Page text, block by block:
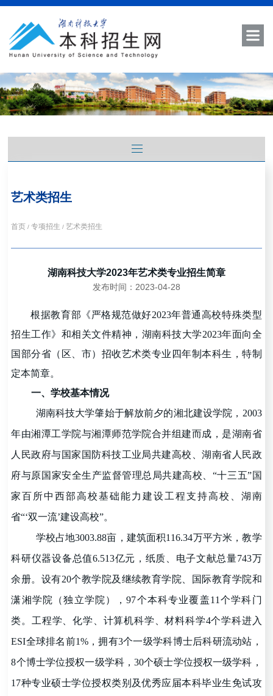
艺术类招生
首页/专项招生/艺术类招生
湖南科技大学2023年艺术类专业招生简章
发布时间：2023-04-28
根据教育部《严格规范做好2023年普通高校特殊类型
招生工作》和相关文件精神，湖南科技大学2023年面向全
国部分省（区、市）招收艺术类专业四年制本科生，特制
定本简章。
一、学校基本情况
湖南科技大学肇始于解放前夕的湘北建设学院，2003
年由湘潭工学院与湘潭师范学院合并组建而成，是湖南省
人民政府与国家国防科技工业局共建高校、湖南省人民政
府与原国家安全生产监督管理总局共建高校、 “十三五”国
家百所中西部高校基础能力建设工程支持高校、湖南
省“‘双一流’建设高校”。
学校占地3003.88亩，建筑面积116.34万平方米，教学
科研仪器设备总值6.513亿元，纸质、电子文献总量743万
余册。设有20个教学院及继续教育学院、国际教育学院和
潇湘学院（独立学院），97个本科专业覆盖11个学科门
类。工程学、化学、计算机科学、材料科学4个学科进入
ESI全球排名前1%，拥有3个一级学科博士后科研流动站，
8个博士学位授权一级学科，30个硕士学位授权一级学科，
17种专业硕士学位授权类别及优秀应届本科毕业生免试攻